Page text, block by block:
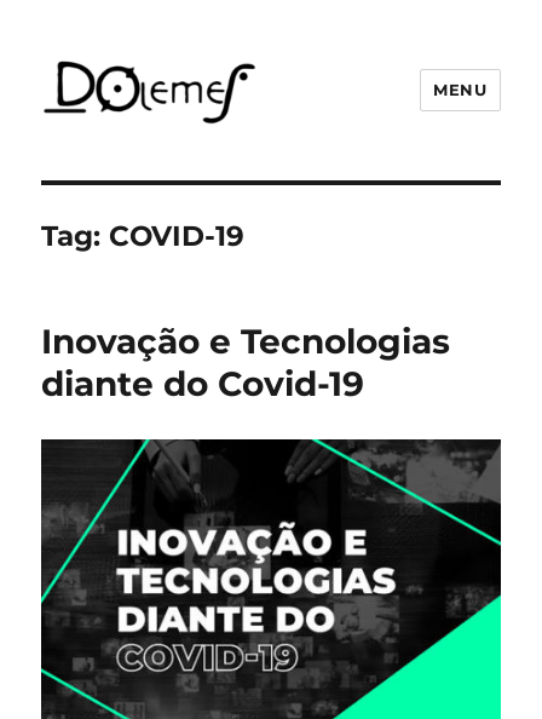
MENU
Tag: COVID-19
Inovação e Tecnologias
diante do Covid-19